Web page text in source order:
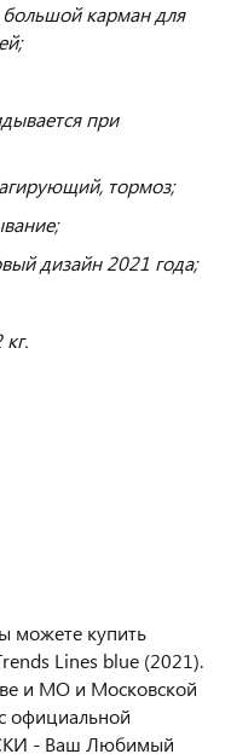
карман для
при
тормоз;
дизайн 2021 года;
можете купить
Lines blue (2021).
и МО и Московской
официальной
- Ваш Любимый